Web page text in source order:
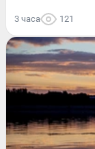
3 часа 121